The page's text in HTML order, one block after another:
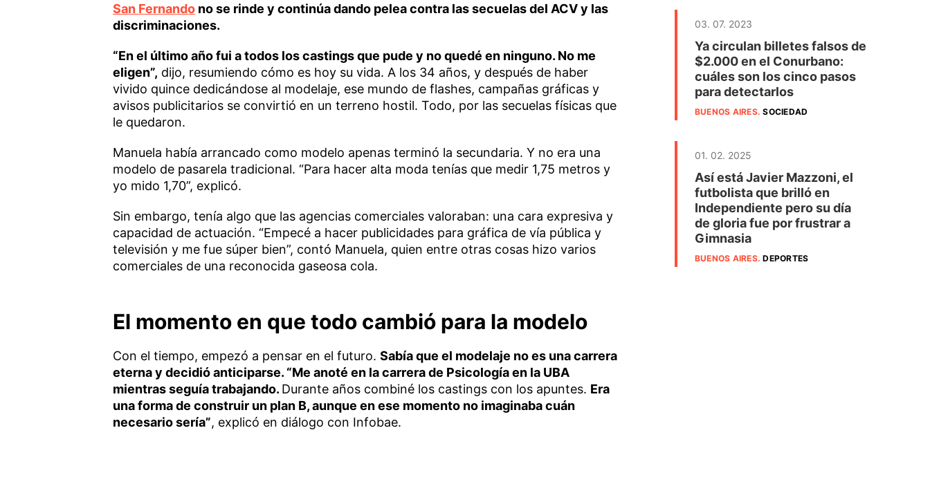
San Fernandono se rinde y continúa dando pelea contra las secuelas del ACV y las
discriminaciones.
“En el último año fui a todos los castings que pude y no quedé en ninguno. No me
eligen”, dijo, resumiendo cómo es hoy su vida. A los 34 años, y después de haber
vivido quince dedicándose al modelaje, ese mundo de flashes, campañas gráficas y
avisos publicitarios se convirtió en un terreno hostil. Todo, por las secuelas físicas que
le quedaron.
Manuela había arrancado como modelo apenas terminó la secundaria. Y no era una
modelo de pasarela tradicional. “Para hacer alta moda tenías que medir 1,75 metros y
yo mido 1,70”, explicó.
Sin embargo, tenía algo que las agencias comerciales valoraban: una cara expresiva y
capacidad de actuación. “Empecé a hacer publicidades para gráfica de vía pública y
televisión y me fue súper bien”, contó Manuela, quien entre otras cosas hizo varios
comerciales de una reconocida gaseosa cola.
El momento en que todo cambió para la modelo
Con el tiempo, empezó a pensar en el futuro. Sabía que el modelaje no es una carrera
eterna y decidió anticiparse. “Me anoté en la carrera de Psicología en la UBA
mientras seguía trabajando. Durante años combiné los castings con los apuntes. Era
una forma de construir un plan B, aunque en ese momento no imaginaba cuán
necesario sería”, explicó en diálogo con Infobae.
03. 07. 2023
Ya circulan billetes falsos de
$2.000 en el Conurbano:
cuáles son los cinco pasos
para detectarlos
BUENOS AIRES.SOCIEDAD
01. 02. 2025
Así está Javier Mazzoni, el
futbolista que brilló en
Independiente pero su día
de gloria fue por frustrar a
Gimnasia
BUENOS AIRES.DEPORTES